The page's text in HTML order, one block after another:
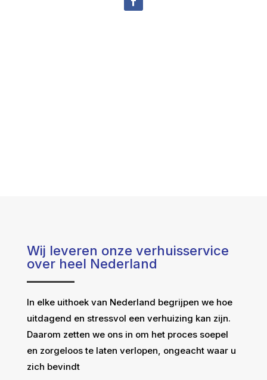
Wij leveren onze verhuisservice
over heel Nederland
In elke uithoek van Nederland begrijpen we hoe
uitdagend en stressvol een verhuizing kan zijn.
Daarom zetten we ons in om het proces soepel
en zorgeloos te laten verlopen, ongeacht waar u
zich bevindt